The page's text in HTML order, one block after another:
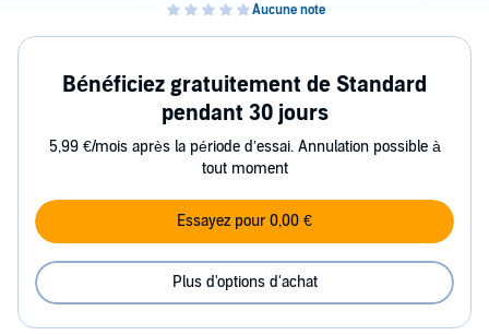
Bénéficiez gratuitement de Standard
pendant 30 jours
5,99 €/mois après la période d’essai. Annulation possible à
tout moment
Essayez pour 0,00 €
Plus d'options d'achat